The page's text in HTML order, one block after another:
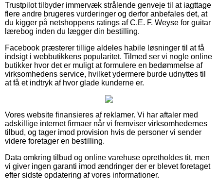
Trustpilot tilbyder immervæk strålende genveje til at iagttage
flere andre brugeres vurderinger og derfor anbefales det, at
du kigger på netshoppens ratings af C.E. F. Weyse for guitar
lærebog inden du lægger din bestilling.
Facebook præsterer tillige aldeles habile løsninger til at få
indsigt i webbutikkens popularitet. Tilmed ser vi nogle online
butikker hvor det er muligt at formulere en bedømmelse af
virksomhedens service, hvilket ydermere burde udnyttes til
at få et indtryk af hvor glade kunderne er.
Vores website finansieres af reklamer. Vi har aftaler med
adskillige internet firmaer når vi fremviser virksomhedernes
tilbud, og tager imod provision hvis de personer vi sender
videre foretager en bestilling.
Data omkring tilbud og online varehuse opretholdes tit, men
vi giver ingen garanti imod ændringer der er blevet foretaget
efter sidste opdatering af vores informationer.